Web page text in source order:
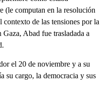
(le computan en la resolución
contexto de las tensiones por la
Gaza, Abad fue trasladada a
el 20 de noviembre y a su
su cargo, la democracia y sus